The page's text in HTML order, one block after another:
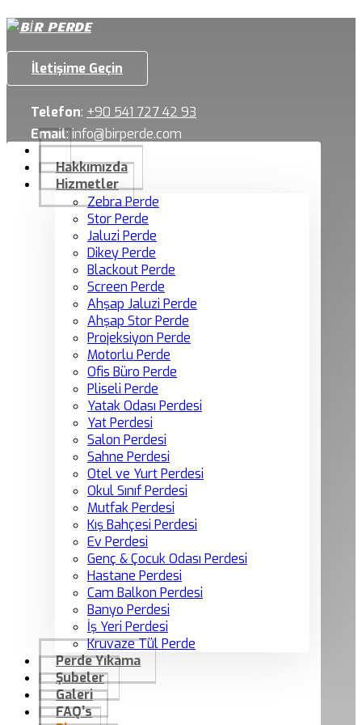
İletişime Geçin
Telefon: +90 541 727 42 93
Email:info@birperde.com
Hakkımızda
Hizmetler
Zebra Perde
Stor Perde
Jaluzi Perde
Dikey Perde
Blackout Perde
Screen Perde
Ahşap Jaluzi Perde
Ahşap Stor Perde
Projeksiyon Perde
Motorlu Perde
Ofis Büro Perde
Pliseli Perde
Yatak Odası Perdesi
Yat Perdesi
Salon Perdesi
Sahne Perdesi
Otel ve Yurt Perdesi
Okul Sınıf Perdesi
Mutfak Perdesi
Kış Bahçesi Perdesi
Ev Perdesi
Genç & Çocuk Odası Perdesi
Hastane Perdesi
Cam Balkon Perdesi
Banyo Perdesi
İş Yeri Perdesi
Kruvaze Tül Perde
Perde Yıkama
Şubeler
Galeri
FAQ’s